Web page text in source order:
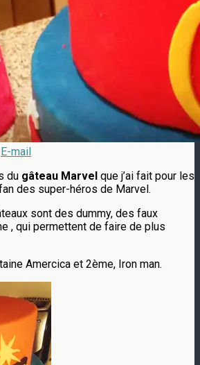
E-mail
du gâteau Marvel que j’ai fait pour les
des super-héros de Marvel.
sont des dummy, des faux
, qui permettent de faire de plus
Amercica et 2ème, Iron man.